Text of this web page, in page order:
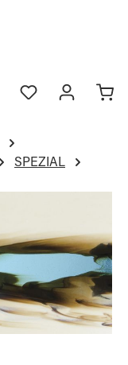
SPEZIAL